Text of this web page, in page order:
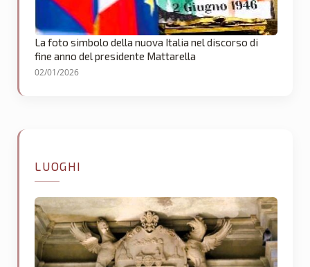
La foto simbolo della nuova Italia nel discorso di
fine anno del presidente Mattarella
02/01/2026
LUOGHI